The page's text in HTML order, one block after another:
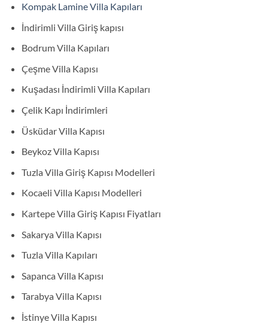
Kompak Lamine Villa Kapıları
İndirimli Villa Giriş kapısı
Bodrum Villa Kapıları
Çeşme Villa Kapısı
Kuşadası İndirimli Villa Kapıları
Çelik Kapı İndirimleri
Üsküdar Villa Kapısı
Beykoz Villa Kapısı
Tuzla Villa Giriş Kapısı Modelleri
Kocaeli Villa Kapısı Modelleri
Kartepe Villa Giriş Kapısı Fiyatları
Sakarya Villa Kapısı
Tuzla Villa Kapıları
Sapanca Villa Kapısı
Tarabya Villa Kapısı
İstinye Villa Kapısı